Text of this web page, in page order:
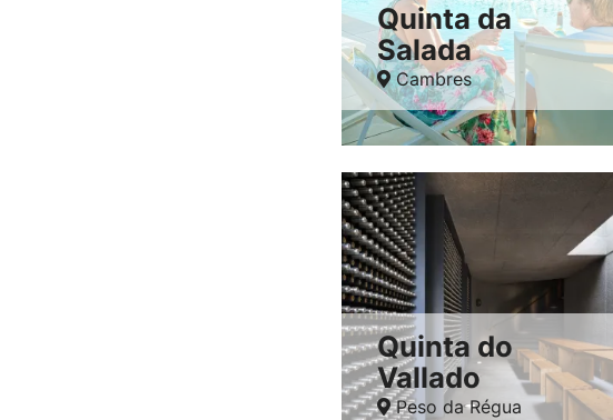
Quinta da
Salada
Cambres
Quinta do
Vallado
Peso da Régua